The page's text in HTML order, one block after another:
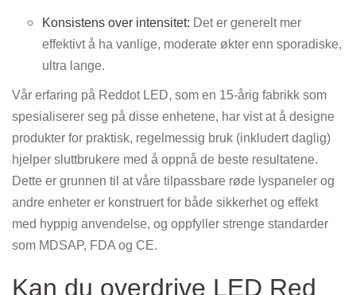
Konsistens over intensitet: Det er generelt mer
effektivt å ha vanlige, moderate økter enn sporadiske,
ultra lange.
Vår erfaring på Reddot LED, som en 15-årig fabrikk som
spesialiserer seg på disse enhetene, har vist at å designe
produkter for praktisk, regelmessig bruk (inkludert daglig)
hjelper sluttbrukere med å oppnå de beste resultatene.
Dette er grunnen til at våre tilpassbare røde lyspaneler og
andre enheter er konstruert for både sikkerhet og effekt
med hyppig anvendelse, og oppfyller strenge standarder
som MDSAP, FDA og CE.
Kan du overdrive LED Red